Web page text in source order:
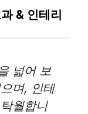
& 인테리
넓어 보
며, 인테
월합니